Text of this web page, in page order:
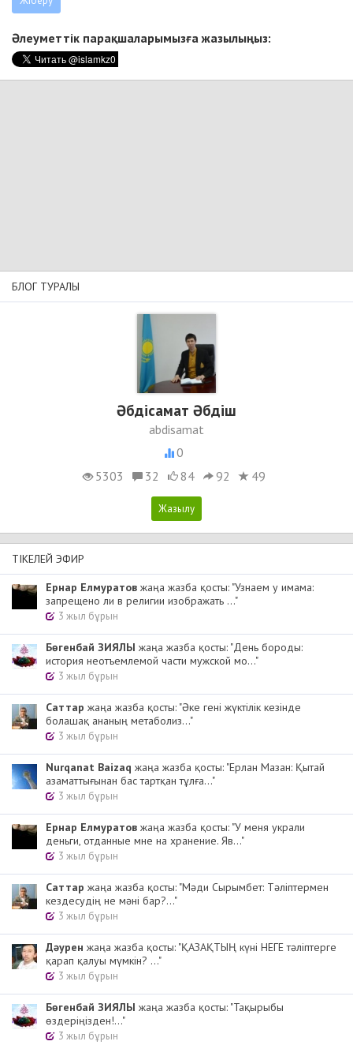
Әлеуметтік парақшаларымызға жазылыңыз:
БЛОГ ТУРАЛЫ
Әбдісамат Әбдіш
abdisamat
0
5303
32 84 92 49
ТІКЕЛЕЙ ЭФИР
Ернар Елмуратов жаңа жазба қосты: "Узнаем у имама:
запрещено ли в религии изображать ..."
3 жыл бұрын
Бөгенбай ЗИЯЛЫ жаңа жазба қосты: "День бороды:
история неотъемлемой части мужской мо..."
3 жыл бұрын
Cаттар жаңа жазба қосты: "Әке гені жүктілік кезінде
болашақ ананың метаболиз..."
3 жыл бұрын
Nurqanat Baizaq жаңа жазба қосты: "Ерлан Мазан: Қытай
азаматтығынан бас тартқан тұлға..."
3 жыл бұрын
Ернар Елмуратов жаңа жазба қосты: "У меня украли
деньги, отданные мне на хранение. Яв..."
3 жыл бұрын
Cаттар жаңа жазба қосты: "Мәди Сырымбет: Тәліптермен
кездесудің не мәні бар?..."
3 жыл бұрын
Дәурен жаңа жазба қосты: "ҚАЗАҚТЫҢ күні НЕГЕ тәліптерге
қарап қалуы мүмкін? ..."
3 жыл бұрын
Бөгенбай ЗИЯЛЫ жаңа жазба қосты: "Тақырыбы
өздеріңізден!..."
3 жыл бұрын